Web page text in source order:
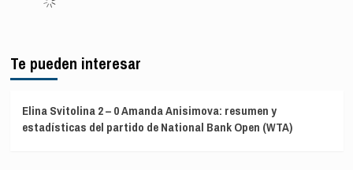
Te pueden interesar
Elina Svitolina 2 – 0 Amanda Anisimova: resumen y
estadísticas del partido de National Bank Open (WTA)